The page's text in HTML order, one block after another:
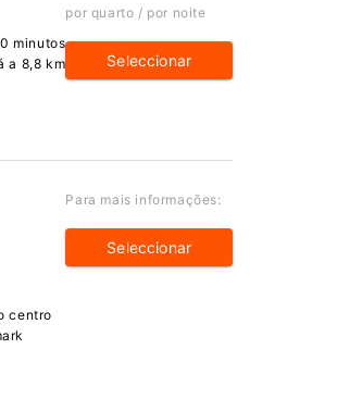
minutos
a 8,8 km
por quarto / por noite
Seleccionar
centro
Para mais informações:
Seleccionar